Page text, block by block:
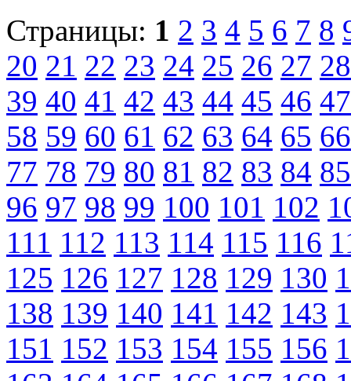
Страницы: 1 2 3 4 5 6 7 8
20 21 22 23 24 25 26 27 28
39 40 41 42 43 44 45 46 47
58 59 60 61 62 63 64 65 66
77 78 79 80 81 82 83 84 85
96 97 98 99 100 101 102
111 112 113 114 115 116
125 126 127 128 129 130
138 139 140 141 142 143
151 152 153 154 155 156